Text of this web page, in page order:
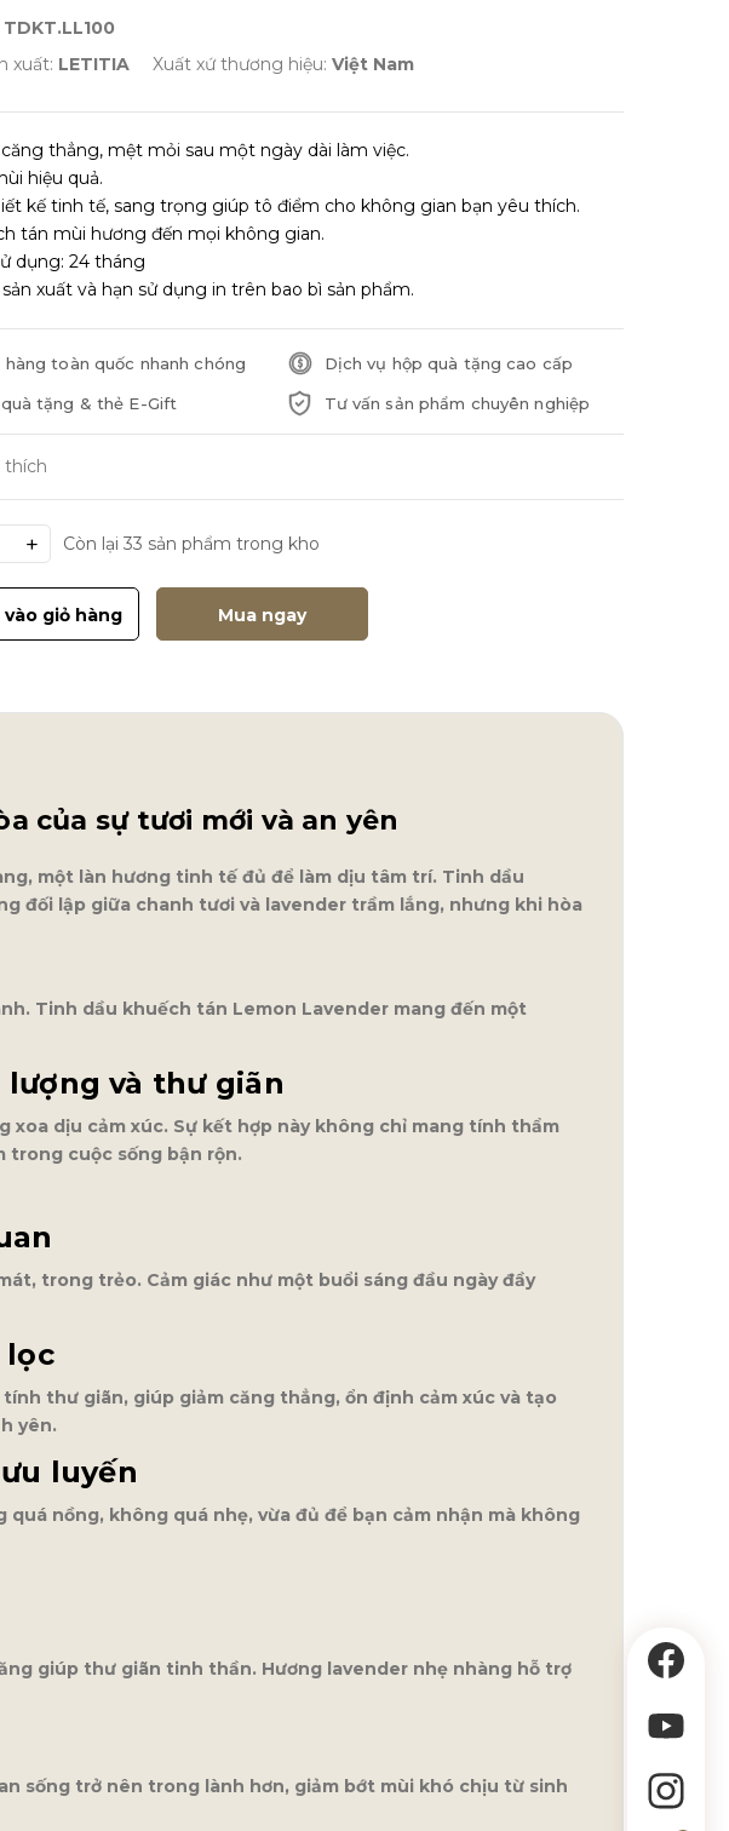
TDKT.LL100
xuất: LETITIA Xuất xứ thương hiệu: Việt Nam
thẳng, mệt mỏi sau một ngày dài làm việc.
hiệu quả.
kế tinh tế, sang trọng giúp tô điểm cho không gian bạn yêu thích.
tán mùi hương đến mọi không gian.
dụng: 24 tháng
xuất và hạn sử dụng in trên bao bì sản phẩm.
hàng toàn quốc nhanh chóng Dịch vụ hộp quà tặng cao cấp
tặng & thẻ E-Gift Tư vấn sản phẩm chuyên nghiệp
+ Còn lại 33 sản phẩm trong kho
vào giỏ hàng Mua ngay
của sự tươi mới và an yên
một làn hương tinh tế đủ để làm dịu tâm trí. Tinh dầu
đối lập giữa chanh tươi và lavender trầm lắng, nhưng khi hòa
Tinh dầu khuếch tán Lemon Lavender mang đến một
lượng và thư giãn
dịu cảm xúc. Sự kết hợp này không chỉ mang tính thẩm
trong cuộc sống bận rộn.
trong trẻo. Cảm giác như một buổi sáng đầu ngày đầy
lọc
thư giãn, giúp giảm căng thẳng, ổn định cảm xúc và tạo
yên.
luyến
nồng, không quá nhẹ, vừa đủ để bạn cảm nhận mà không
giúp thư giãn tinh thần. Hương lavender nhẹ nhàng hỗ trợ
sống trở nên trong lành hơn, giảm bớt mùi khó chịu từ sinh